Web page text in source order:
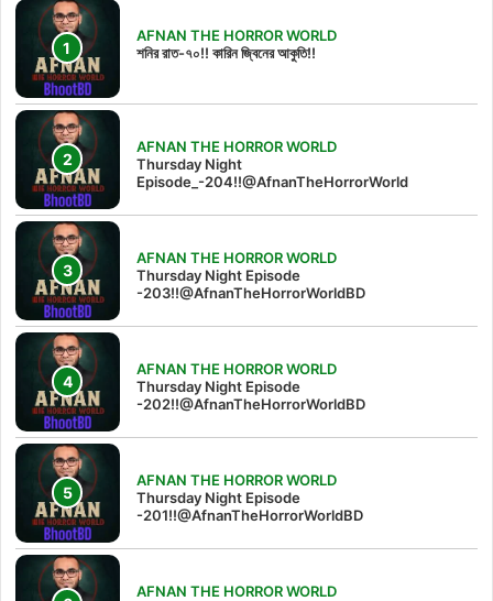
AFNAN THE HORROR WORLD
শনির রাত-৭০!! কারিন জ্বিনের আকুতি!!
AFNAN THE HORROR WORLD
Thursday Night
Episode_-204!!@AfnanTheHorrorWorld
AFNAN THE HORROR WORLD
Thursday Night Episode
-203!!@AfnanTheHorrorWorldBD
AFNAN THE HORROR WORLD
Thursday Night Episode
-202!!@AfnanTheHorrorWorldBD
AFNAN THE HORROR WORLD
Thursday Night Episode
-201!!@AfnanTheHorrorWorldBD
AFNAN THE HORROR WORLD